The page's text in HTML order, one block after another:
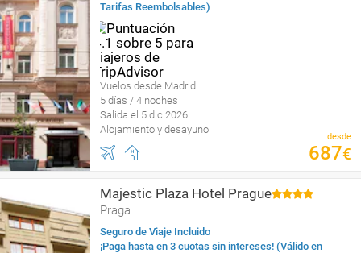
Tarifas Reembolsables)
Vuelos desde Madrid
5 días / 4 noches
Salida el 5 dic 2026
Alojamiento y desayuno
desde
687€
Majestic Plaza Hotel Prague
Praga
Seguro de Viaje Incluido
¡Paga hasta en 3 cuotas sin intereses! (Válido en